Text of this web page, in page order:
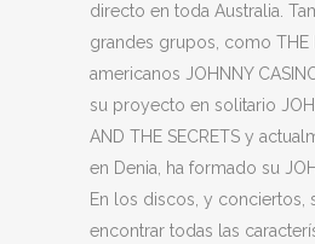
directo en toda Australia.
grandes grupos, como THE
americanos JOHNNY
su proyecto en solitario
AND THE SECRETS y
en Denia, ha formado su
En los discos, y conciertos,
encontrar todas las